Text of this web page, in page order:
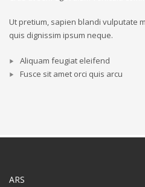
Ut pretium, sapien blandi vulputate
quis dignissim ipsum neque.
Aliquam feugiat eleifend
Fusce sit amet orci quis arcu
ARS